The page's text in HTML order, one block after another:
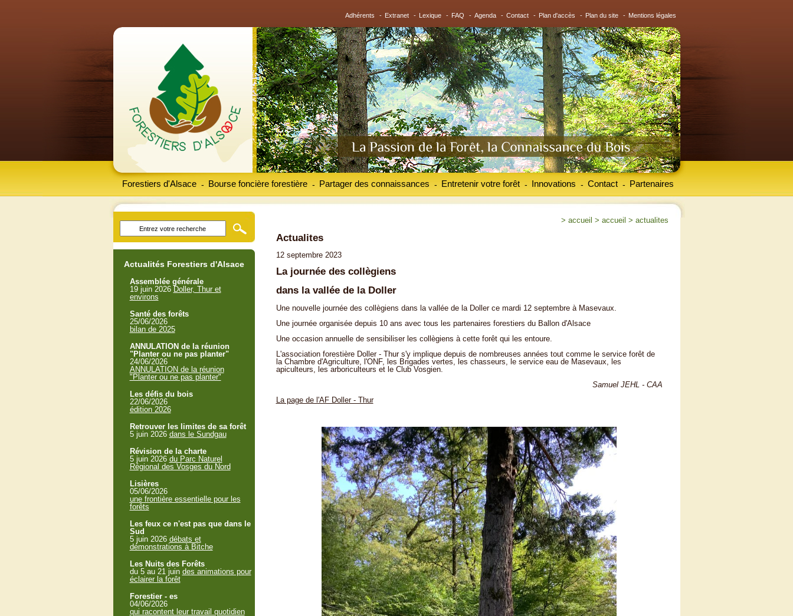
Adhérents - Extranet - Lexique - FAQ - Agenda - Contact - Plan d'accès - Plan du site - Mentions légales
Forestiers d'Alsace Bourse foncière forestière
- Partager des connaissances
- Entretenir votre forêt
- Innovations
- Contact
- Partenaires
-
> accueil > accueil > actualites
Actualites
12 septembre 2023
La journée des collègiens
dans la vallée de la Doller
Une nouvelle journée des collègiens dans la vallée de la Doller ce mardi 12 septembre à Masevaux.
Une journée organisée depuis 10 ans avec tous les partenaires forestiers du Ballon d'Alsace
Une occasion annuelle de sensibiliser les collègiens à cette forêt qui les entoure.
L'association forestière Doller - Thur s'y implique depuis de nombreuses années tout comme le service forêt de
la Chambre d'Agriculture, l'ONF, les Brigades vertes, les chasseurs, le service eau de Masevaux, les
apiculteurs, les arboriculteurs et le Club Vosgien.
Samuel JEHL - CAA
La page de l'AF Doller - Thur
Actualités Forestiers d'Alsace
Assemblée générale
19 juin 2026 Doller, Thur et
environs
Santé des forêts
25/06/2026
bilan de 2025
ANNULATION de la réunion
"Planter ou ne pas planter"
24/06/2026
ANNULATION de la réunion
"Planter ou ne pas planter"
Les défis du bois
22/06/2026
édition 2026
Retrouver les limites de sa forêt
5 juin 2026 dans le Sundgau
Révision de la charte
5 juin 2026 du Parc Naturel
Régional des Vosges du Nord
Lisières
05/06/2026
une frontière essentielle pour les
forêts
Les feux ce n'est pas que dans le
Sud
5 juin 2026 débats et
démonstrations à Bitche
Les Nuits des Forêts
du 5 au 21 juin des animations pour
éclairer la forêt
Forestier - es
04/06/2026
qui racontent leur travail quotidien